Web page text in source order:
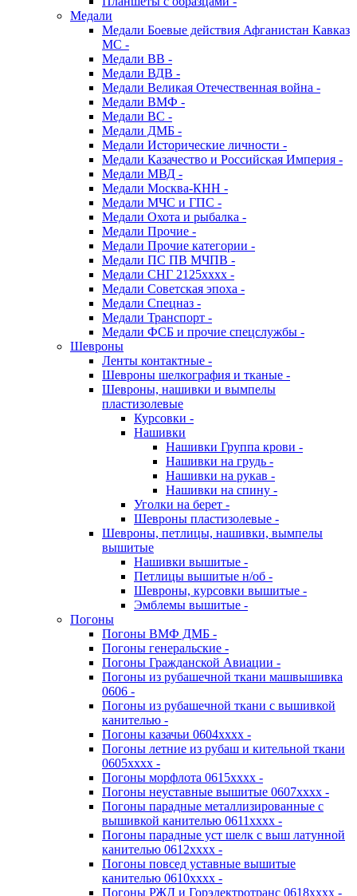
Медали
Медали Боевые действия Афганистан Кавказ
МС -
Медали ВВ -
Медали ВДВ -
Медали Великая Отечественная война -
Медали ВМФ -
Медали ВС -
Медали ДМБ -
Медали Исторические личности -
Медали Казачество и Российская Империя -
Медали МВД -
Медали Москва-КНН -
Медали МЧС и ГПС -
Медали Охота и рыбалка -
Медали Прочие -
Медали Прочие категории -
Медали ПС ПВ МЧПВ -
Медали СНГ 2125хххх -
Медали Советская эпоха -
Медали Спецназ -
Медали Транспорт -
Медали ФСБ и прочие спецслужбы -
Шевроны
Ленты контактные -
Шевроны шелкография и тканые -
Шевроны, нашивки и вымпелы
пластизолевые
Курсовки -
Нашивки
Нашивки Группа крови -
Нашивки на грудь -
Нашивки на рукав -
Нашивки на спину -
Уголки на берет -
Шевроны пластизолевые -
Шевроны, петлицы, нашивки, вымпелы
вышитые
Нашивки вышитые -
Петлицы вышитые н/об -
Шевроны, курсовки вышитые -
Эмблемы вышитые -
Погоны
Погоны ВМФ ДМБ -
Погоны генеральские -
Погоны Гражданской Авиации -
Погоны из рубашечной ткани машвышивка
0606 -
Погоны из рубашечной ткани с вышивкой
канителью -
Погоны казачьи 0604хххх -
Погоны летние из рубаш и кительной ткани
0605хххх -
Погоны морфлота 0615хххх -
Погоны неуставные вышитые 0607хххх -
Погоны парадные металлизированные с
вышивкой канителью 0611хххх -
Погоны парадные уст шелк с выш латунной
канителью 0612хххх -
Погоны повсед уставные вышитые
канителью 0610хххх -
Погоны РЖД и Горэлектротранс 0618хххх -